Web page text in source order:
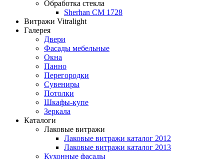
Обработка стекла
Sherhan CM 1728
Витражи Vitralight
Галерея
Двери
Фасады мебельные
Окна
Панно
Перегородки
Сувениры
Потолки
Шкафы-купе
Зеркала
Каталоги
Лаковые витражи
Лаковые витражи каталог 2012
Лаковые витражи каталог 2013
Кухонные фасады